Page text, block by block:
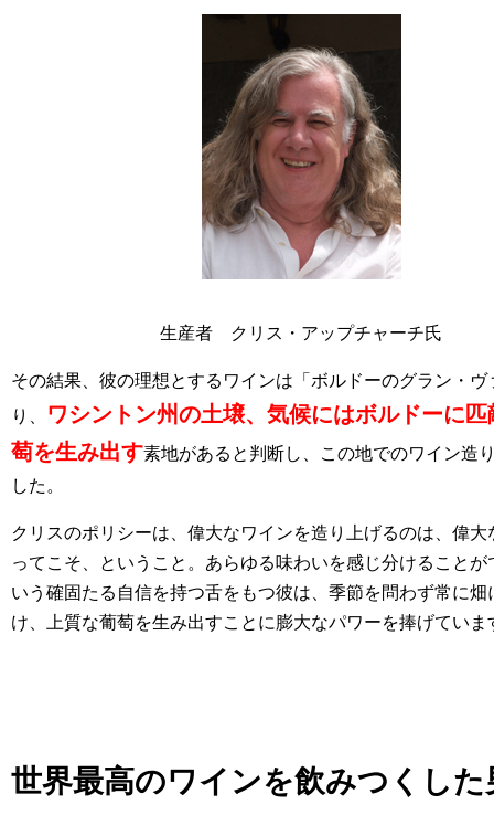
生産者 クリス・アップチャーチ氏
その結果、彼の理想とするワインは「ボルドーのグラン・ヴ
り、
ワシントン州の土壌、気候にはボルドーに匹
萄を生み出す素地があると判断し、この地でのワイン造
した。
クリスのポリシーは、偉大なワインを造り上げるのは、偉大
ってこそ、ということ。あらゆる味わいを感じ分けることが
いう確固たる自信を持つ舌をもつ彼は、季節を問わず常に畑
け、上質な葡萄を生み出すことに膨大なパワーを捧げていま
世界最高のワインを飲みつくした